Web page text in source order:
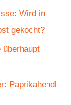
Wird in
gekocht?
überhaupt
Paprikahendl